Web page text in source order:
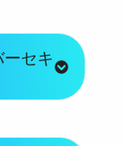
セキ